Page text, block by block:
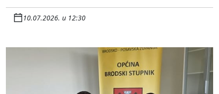
10.07.2026. u 12:30